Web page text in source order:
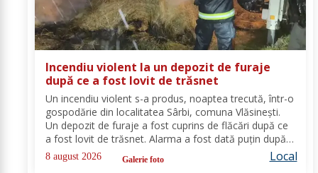
Incendiu violent la un depozit de furaje
după ce a fost lovit de trăsnet
Un incendiu violent s-a produs, noaptea trecută, într-o
gospodărie din localitatea Sârbi, comuna Vlăsinești.
Un depozit de furaje a fost cuprins de flăcări după ce
a fost lovit de trăsnet. Alarma a fost dată puțin după
ora 22:00. La caz s-au deplasat, în cel mai scurt timp,
pompierii din cadrul...
8 august 2026 Galerie foto Local